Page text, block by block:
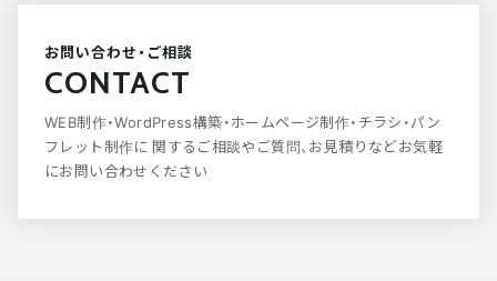
お問い合わせ・ご相談
CONTACT
WEB制作・WordPress構築・ホームページ制作・チラシ・パン
フレット制作に 関するご相談やご質問、お見積りなどお気軽
にお問い合わせください